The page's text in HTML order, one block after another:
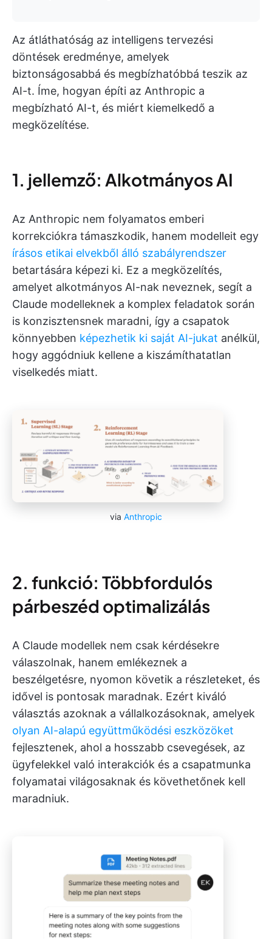
Az átláthatóság az intelligens tervezési
döntések eredménye, amelyek
biztonságosabbá és megbízhatóbbá teszik az
AI-t. Íme, hogyan építi az Anthropic a
megbízható AI-t, és miért kiemelkedő a
megközelítése.
1. jellemző: Alkotmányos AI
Az Anthropic nem folyamatos emberi
korrekciókra támaszkodik, hanem modelleit egy
írásos etikai elvekből álló szabályrendszer
betartására képezi ki. Ez a megközelítés,
amelyet alkotmányos AI-nak neveznek, segít a
Claude modelleknek a komplex feladatok során
is konzisztensnek maradni, így a csapatok
könnyebben képezhetik ki saját AI-jukat anélkül,
hogy aggódniuk kellene a kiszámíthatatlan
viselkedés miatt.
via Anthropic
2. funkció: Többfordulós
párbeszéd optimalizálás
A Claude modellek nem csak kérdésekre
válaszolnak, hanem emlékeznek a
beszélgetésre, nyomon követik a részleteket, és
idővel is pontosak maradnak. Ezért kiváló
választás azoknak a vállalkozásoknak, amelyek
olyan AI-alapú együttműködési eszközöket
fejlesztenek, ahol a hosszabb csevegések, az
ügyfelekkel való interakciók és a csapatmunka
folyamatai világosaknak és követhetőnek kell
maradniuk.